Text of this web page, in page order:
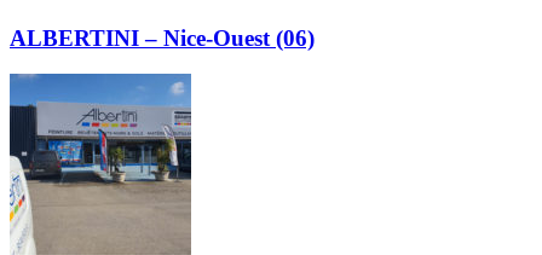
ALBERTINI – Nice-Ouest (06)